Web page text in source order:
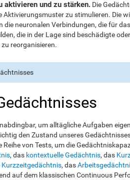
aktivieren und zu stärken. Die
zu stimulieren. Die
die neuronalen Verbindungen, die für
die in der Lage sind beschädigte
reorganisieren.
um alltägliche Aufgaben
den Zustand unseres
von Tests, um die
, das kontextuelle Gedächtnis, das
Kurzzeitgedächtnis, das
auf dem klassischen Continuous